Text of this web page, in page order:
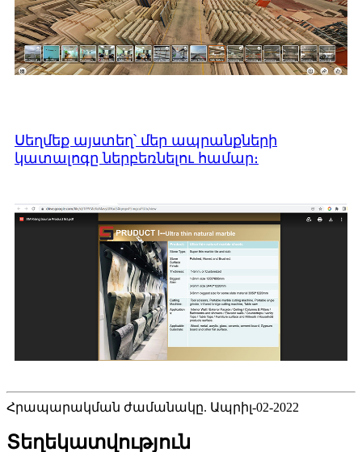
Սեղմեք այստեղ՝ մեր ապրանքների
կատալոգը ներբեռնելու համար։
Հրապարակման ժամանակը. Ապրիլ-02-2022
Տեղեկատվություն